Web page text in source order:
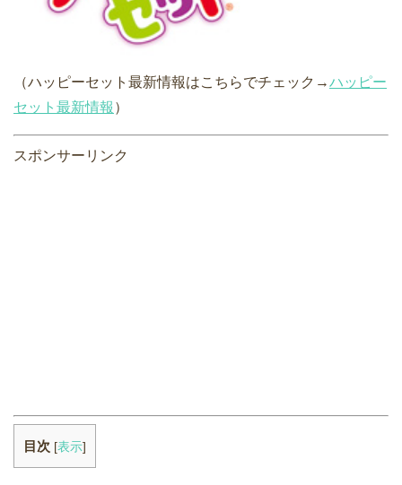
（ハッピーセット最新情報はこちらでチェック→ハッピー
セット最新情報 ）
スポンサーリンク
目次 [表示]